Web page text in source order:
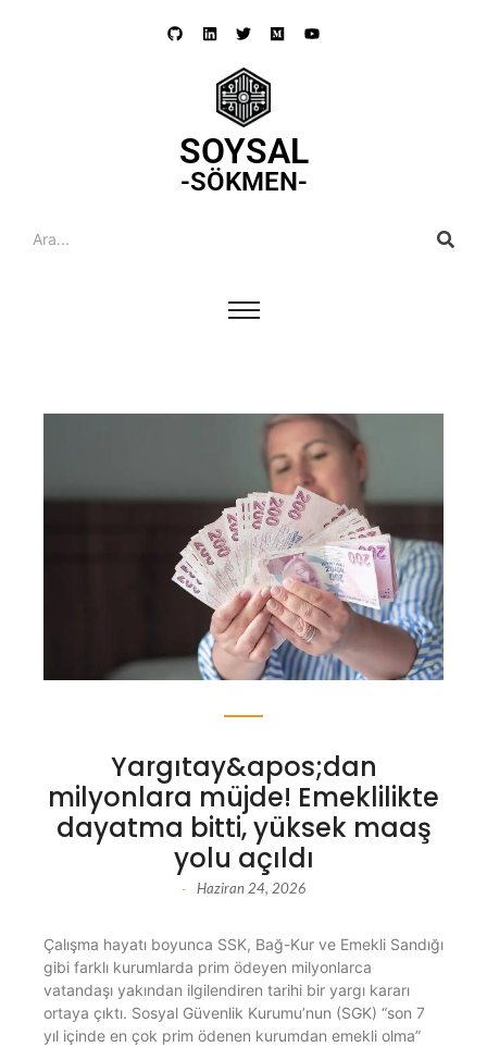
SOYSAL
-SÖKMEN-
Yargıtay&apos;dan
milyonlara müjde! Emeklilikte
dayatma bitti, yüksek maaş
yolu açıldı
- Haziran 24, 2026
Çalışma hayatı boyunca SSK, Bağ-Kur ve Emekli Sandığı
gibi farklı kurumlarda prim ödeyen milyonlarca
vatandaşı yakından ilgilendiren tarihi bir yargı kararı
ortaya çıktı. Sosyal Güvenlik Kurumu’nun (SGK) “son 7
yıl içinde en çok prim ödenen kurumdan emekli olma”